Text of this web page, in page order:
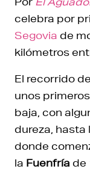
celebra por
Segovia de
kilómetros
El recorrido
unos
baja, con
dureza, hasta
donde
la Fuenfría de